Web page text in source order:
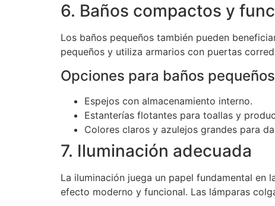
6. Baños compactos y
Los baños pequeños también pueden
pequeños y utiliza armarios con puertas
Opciones para baños
Espejos con almacenamiento interno.
Estanterías flotantes para toallas y
Colores claros y azulejos grandes para
7. Iluminación adecuada
La iluminación juega un papel fundamental en
efecto moderno y funcional. Las lámparas